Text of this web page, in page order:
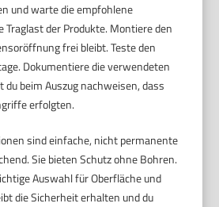
und warte die empfohlene
Traglast der Produkte. Montiere den
frei bleibt. Teste den
Dokumentiere die verwendeten
beim Auszug nachweisen, dass
erfolgten.
sind einfache, nicht permanente
Sie bieten Schutz ohne Bohren.
Auswahl für Oberfläche und
die Sicherheit erhalten und du